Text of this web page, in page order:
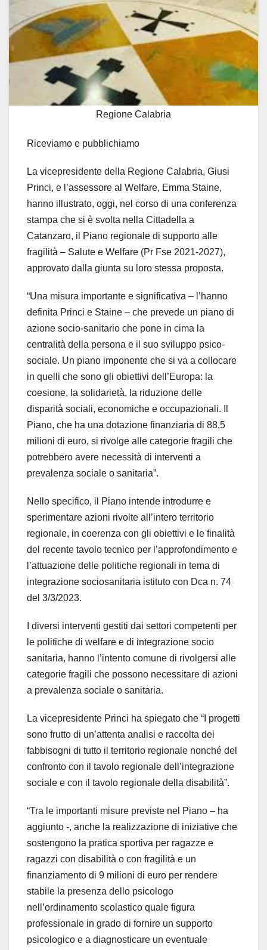
Regione Calabria
Riceviamo e pubblichiamo
La vicepresidente della Regione Calabria, Giusi
Princi, e l’assessore al Welfare, Emma Staine,
hanno illustrato, oggi, nel corso di una conferenza
stampa che si è svolta nella Cittadella a
Catanzaro, il Piano regionale di supporto alle
fragilità – Salute e Welfare (Pr Fse 2021-2027),
approvato dalla giunta su loro stessa proposta.
“Una misura importante e significativa – l’hanno
definita Princi e Staine – che prevede un piano di
azione socio-sanitario che pone in cima la
centralità della persona e il suo sviluppo psico-
sociale. Un piano imponente che si va a collocare
in quelli che sono gli obiettivi dell’Europa: la
coesione, la solidarietà, la riduzione delle
disparità sociali, economiche e occupazionali. Il
Piano, che ha una dotazione finanziaria di 88,5
milioni di euro, si rivolge alle categorie fragili che
potrebbero avere necessità di interventi a
prevalenza sociale o sanitaria”.
Nello specifico, il Piano intende introdurre e
sperimentare azioni rivolte all’intero territorio
regionale, in coerenza con gli obiettivi e le finalità
del recente tavolo tecnico per l’approfondimento e
l’attuazione delle politiche regionali in tema di
integrazione sociosanitaria istituto con Dca n. 74
del 3/3/2023.
I diversi interventi gestiti dai settori competenti per
le politiche di welfare e di integrazione socio
sanitaria, hanno l’intento comune di rivolgersi alle
categorie fragili che possono necessitare di azioni
a prevalenza sociale o sanitaria.
La vicepresidente Princi ha spiegato che “I progetti
sono frutto di un’attenta analisi e raccolta dei
fabbisogni di tutto il territorio regionale nonché del
confronto con il tavolo regionale dell’integrazione
sociale e con il tavolo regionale della disabilità”.
“Tra le importanti misure previste nel Piano – ha
aggiunto -, anche la realizzazione di iniziative che
sostengono la pratica sportiva per ragazze e
ragazzi con disabilità o con fragilità e un
finanziamento di 9 milioni di euro per rendere
stabile la presenza dello psicologo
nell’ordinamento scolastico quale figura
professionale in grado di fornire un supporto
psicologico e a diagnosticare un eventuale